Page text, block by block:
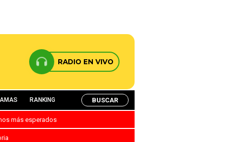
RADIO EN VIVO
RANKING BUSCAR
más esperados